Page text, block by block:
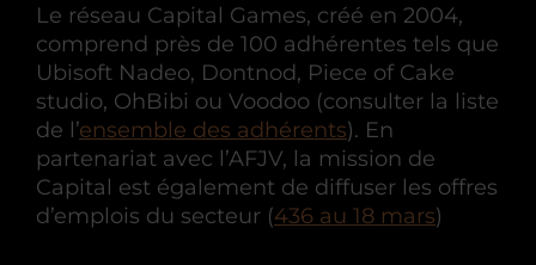
Le réseau Capital Games, créé en 2004,
comprend près de 100 adhérentes tels que
Ubisoft Nadeo, Dontnod, Piece of Cake
studio, OhBibi ou Voodoo (consulter la liste
de l’ensemble des adhérents). En
partenariat avec l’AFJV, la mission de
Capital est également de diffuser les offres
d’emplois du secteur (436 au 18 mars)